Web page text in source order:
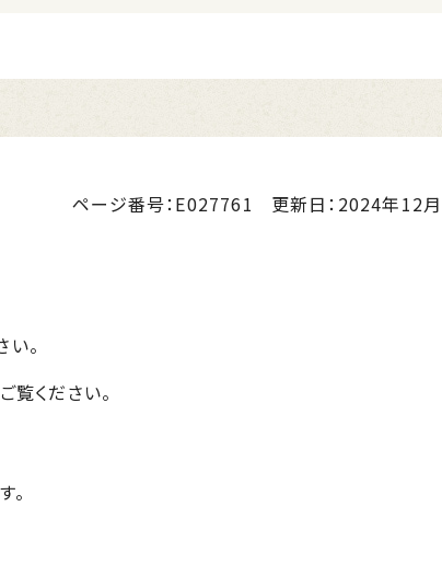
ページ番号：E027761 更新日： 2024年12
。
覧ください。